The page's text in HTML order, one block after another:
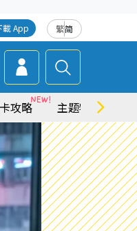
繁简
載 App
攻略 主题特集